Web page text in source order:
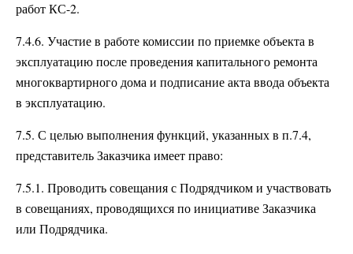
работ КС-2.
7.4.6. Участие в работе комиссии по приемке объекта в
эксплуатацию после проведения капитального ремонта
многоквартирного дома и подписание акта ввода объекта
в эксплуатацию.
7.5. С целью выполнения функций, указанных в п.7.4,
представитель Заказчика имеет право:
7.5.1. Проводить совещания с Подрядчиком и участвовать
в совещаниях, проводящихся по инициативе Заказчика
или Подрядчика.